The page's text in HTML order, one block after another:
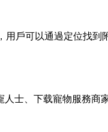
戶可以通過定位找
士、下载寵物服務商